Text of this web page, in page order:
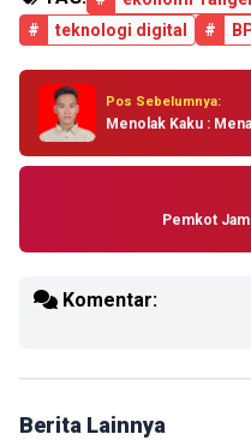
#
teknologi digital #
Pos Sebelumnya:
Menolak Kaku :
Pemkot
Komentar:
Berita Lainnya